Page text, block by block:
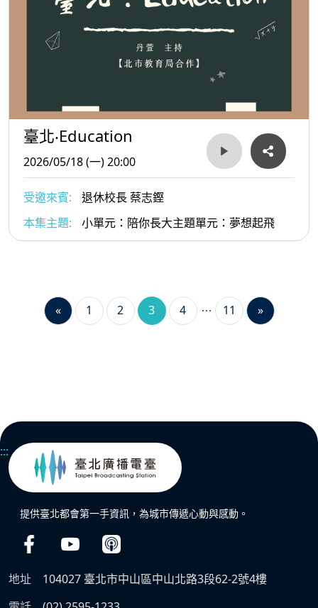
臺北‧Education
2026/05/18 (一) 20:00
受邀來賓:
退休校長 蔡志鏗
本集主題:
小單元：陪你長大主題單元：夢想起飛
« 1 2 3 4 11 »
:::
提供臺北都會第一手資訊，為城市傳遞心動與感動。
地址
104027 臺北市中山區中山北路3段62-2號4樓